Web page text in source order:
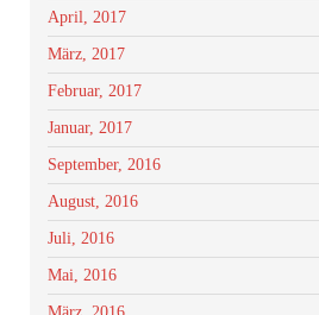
April, 2017
März, 2017
Februar, 2017
Januar, 2017
September, 2016
August, 2016
Juli, 2016
Mai, 2016